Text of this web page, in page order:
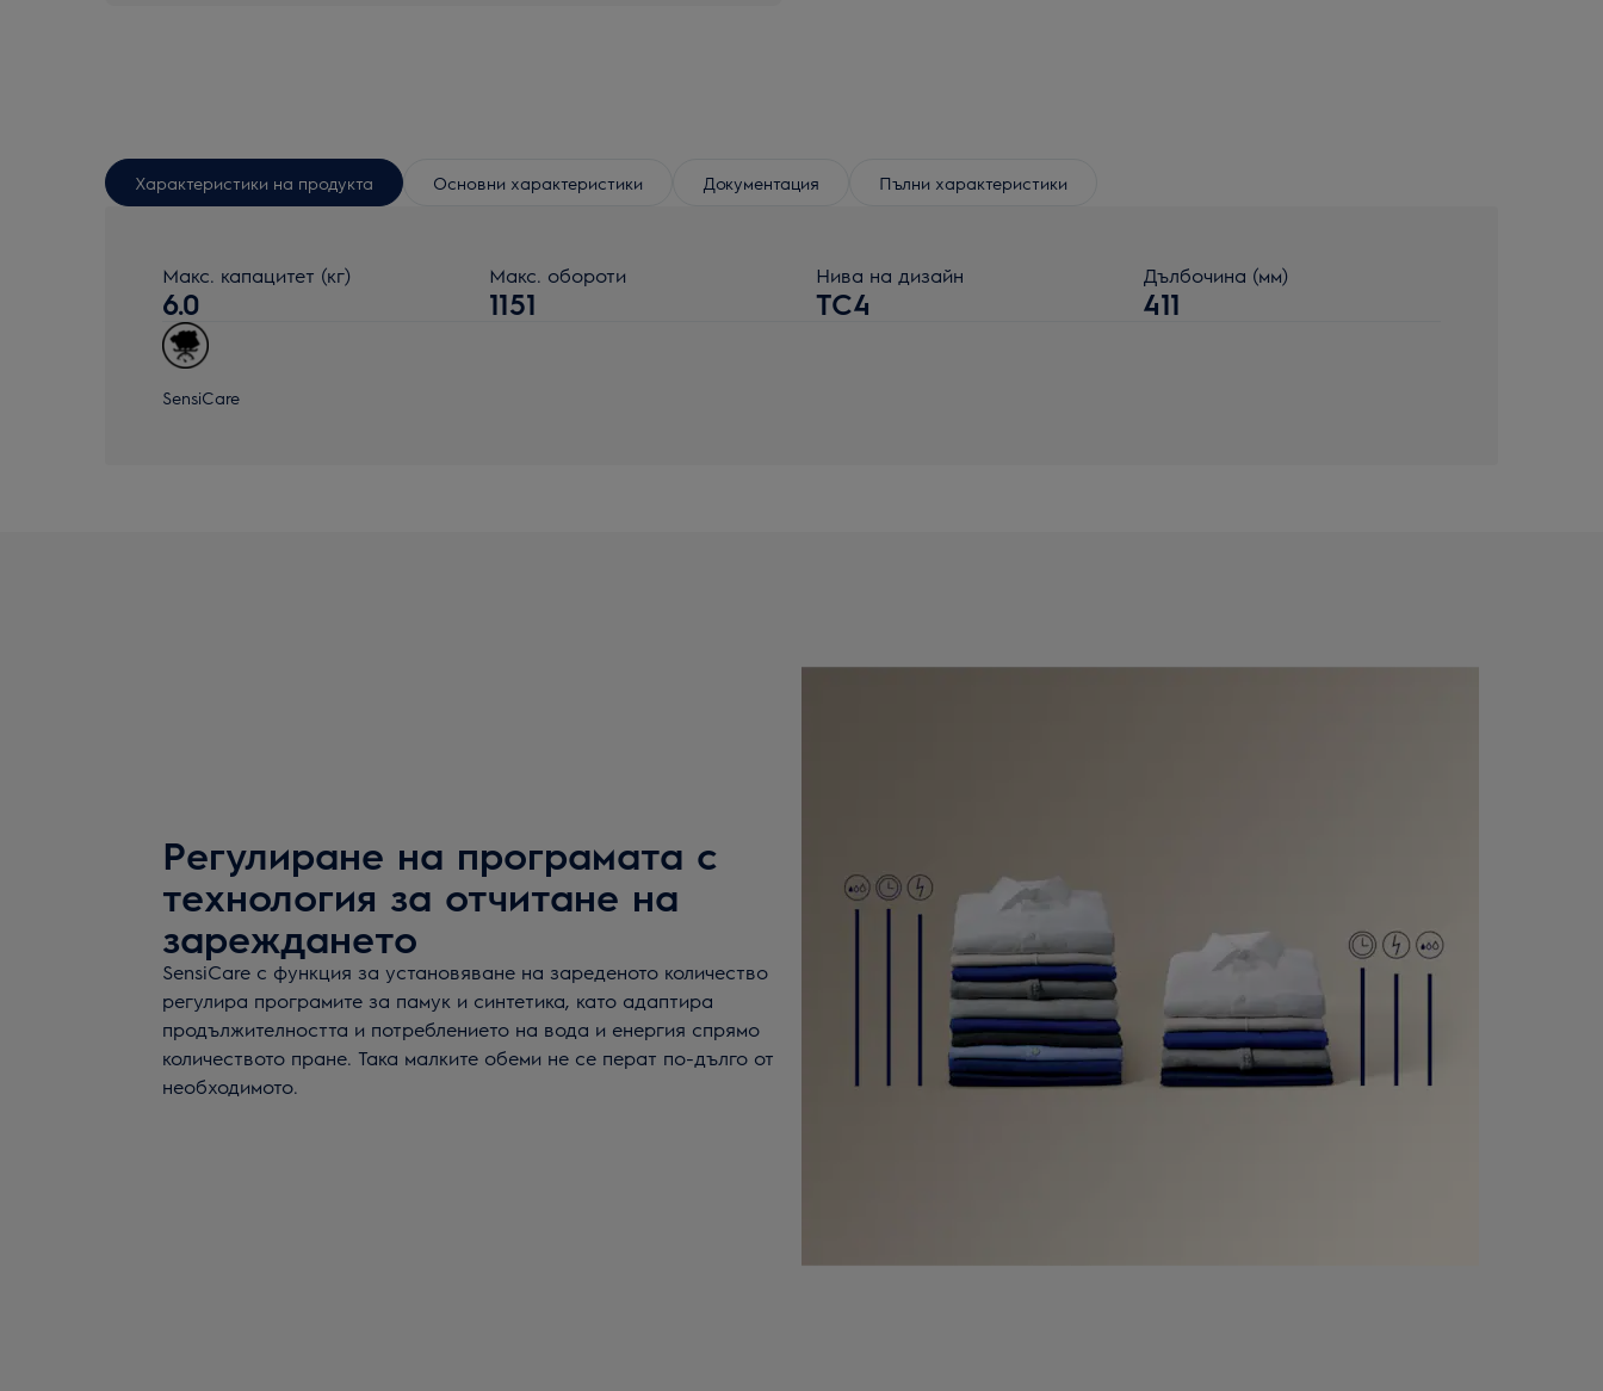
Характеристики на продукта Основни характеристики Документация Пълни характеристики
Макс. капацитет (кг)
6.0
Макс. обороти
1151
Нива на дизайн
TC4
Дълбочина (мм)
411
SensiCare
Регулиране на програмата с
технология за отчитане на
зареждането
SensiCare с функция за установяване на зареденото количество
регулира програмите за памук и синтетика, като адаптира
продължителността и потреблението на вода и енергия спрямо
количеството пране. Така малките обеми не се перат по-дълго от
необходимото.